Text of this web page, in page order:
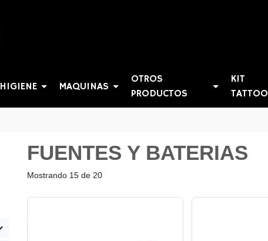
HIGIENE MAQUINAS
OTROS
PRODUCTOS
KIT
TATTOO
FUENTES Y BATERIAS
Mostrando 15 de 20